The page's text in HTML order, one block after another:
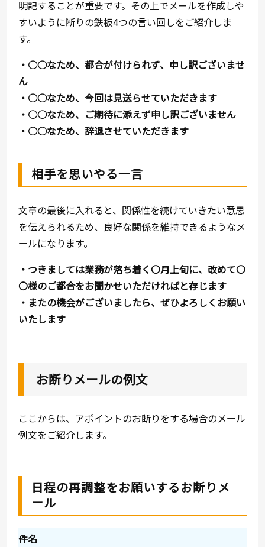
明記することが重要です。その上でメールを作成しや
すいように断りの鉄板4つの言い回しをご紹介しま
す。
・○○なため、都合が付けられず、申し訳ございませ
ん
・○○なため、今回は見送らせていただきます
・○○なため、ご期待に添えず申し訳ございません
・○○なため、辞退させていただきます
相手を思いやる一言
文章の最後に入れると、関係性を続けていきたい意思
を伝えられるため、良好な関係を維持できるようなメ
ールになります。
・つきましては業務が落ち着く〇月上旬に、改めて〇
〇様のご都合をお聞かせいただければと存じます
・ またの機会がございましたら、ぜひよろしくお願い
いたします
お断りメールの例文
ここからは、アポイントのお断りをする場合のメール
例文をご紹介します。
日程の再調整をお願いするお断りメ
ール
件名